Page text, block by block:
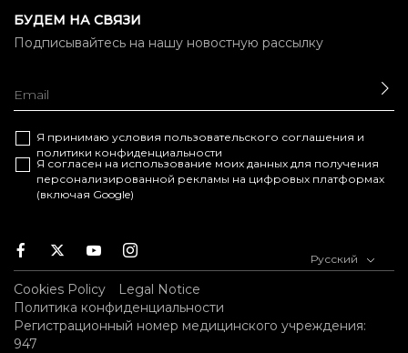
БУДЕМ НА СВЯЗИ
Подписывайтесь на нашу новостную рассылку
Я принимаю условия пользовательского соглашения и
политики конфиденциальности
Я согласен на использование моих данных для получения
персонализированной рекламы на цифровых платформах
(включая Google)
Facebook
TwitterYoutubeInstagram Русский
Cookies Policy
Legal Notice
Политика конфиденциальности
Регистрационный номер медицинского учреждения:
947